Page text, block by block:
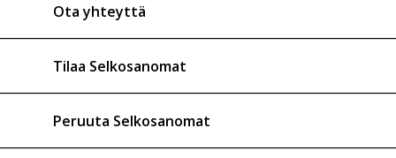
Ota yhteyttä
Tilaa Selkosanomat
Peruuta Selkosanomat